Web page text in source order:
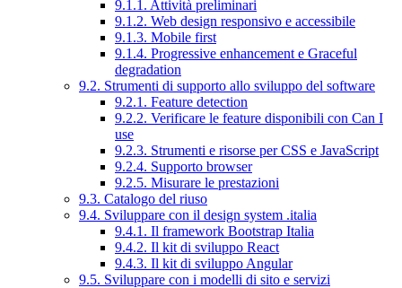
9.1.1. Attività preliminari
9.1.2. Web design responsivo e accessibile
9.1.3. Mobile first
9.1.4. Progressive enhancement e Graceful
degradation
9.2. Strumenti di supporto allo sviluppo del software
9.2.1. Feature detection
9.2.2. Verificare le feature disponibili con Can I
use
9.2.3. Strumenti e risorse per CSS e JavaScript
9.2.4. Supporto browser
9.2.5. Misurare le prestazioni
9.3. Catalogo del riuso
9.4. Sviluppare con il design system .italia
9.4.1. Il framework Bootstrap Italia
9.4.2. Il kit di sviluppo React
9.4.3. Il kit di sviluppo Angular
9.5. Sviluppare con i modelli di sito e servizi